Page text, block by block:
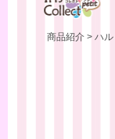
商品紹介 > ハル